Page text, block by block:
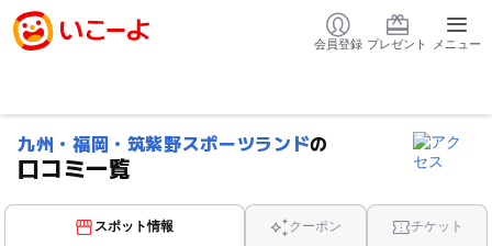
会員登録 プレゼント メニュー
九州・福岡・筑紫野スポーツランドの
口コミ一覧
スポット情報 クーポン チケット